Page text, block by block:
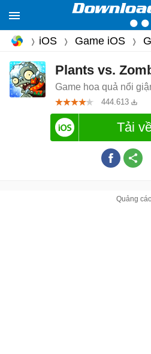
iOS Game iOS
Plants vs.
Game hoa quả nổi
444.613
Tải